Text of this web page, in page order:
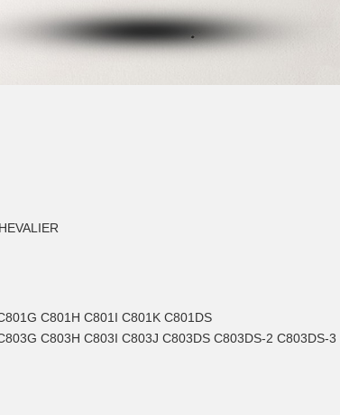
C801H C801I C801K C801DS
C803H C803I C803J C803DS C803DS-2 C803DS-3